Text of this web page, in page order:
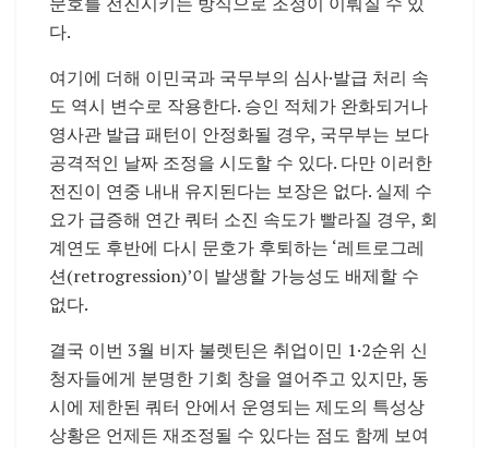
다.
여기에 더해 이민국과 국무부의 심사·발급 처리 속
도 역시 변수로 작용한다. 승인 적체가 완화되거나
영사관 발급 패턴이 안정화될 경우, 국무부는 보다
공격적인 날짜 조정을 시도할 수 있다. 다만 이러한
전진이 연중 내내 유지된다는 보장은 없다. 실제 수
요가 급증해 연간 쿼터 소진 속도가 빨라질 경우, 회
계연도 후반에 다시 문호가 후퇴하는 ‘레트로그레
션(retrogression)’이 발생할 가능성도 배제할 수
없다.
결국 이번 3월 비자 불렛틴은 취업이민 1·2순위 신
청자들에게 분명한 기회 창을 열어주고 있지만, 동
시에 제한된 쿼터 안에서 운영되는 제도의 특성상
상황은 언제든 재조정될 수 있다는 점도 함께 보여